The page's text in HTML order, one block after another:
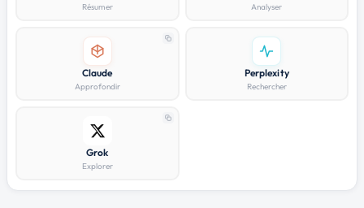
Résumer Analyser
Claude
Approfondir
Perplexity
Rechercher
Grok
Explorer